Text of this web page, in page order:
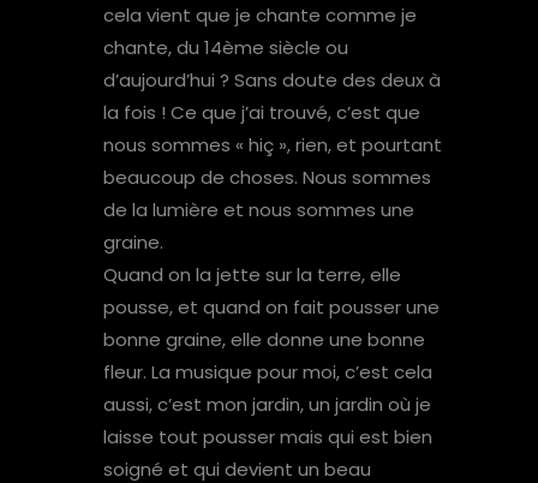
cela vient que je chante comme je
chante, du 14ème siècle ou
d’aujourd’hui ? Sans doute des deux à
la fois ! Ce que j’ai trouvé, c’est que
nous sommes « hiç », rien, et pourtant
beaucoup de choses. Nous sommes
de la lumière et nous sommes une
graine.
Quand on la jette sur la terre, elle
pousse, et quand on fait pousser une
bonne graine, elle donne une bonne
fleur. La musique pour moi, c’est cela
aussi, c’est mon jardin, un jardin où je
laisse tout pousser mais qui est bien
soigné et qui devient un beau